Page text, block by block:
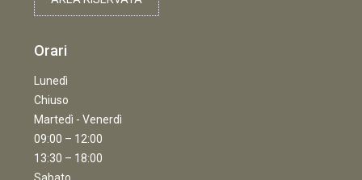
Orari
Lunedì
Chiuso
Martedì - Venerdì
09:00 – 12:00
13:30 – 18:00